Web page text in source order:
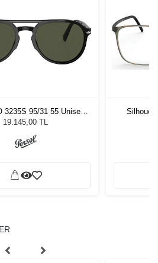
3235S 95/31 55 Unisex
Güneş Gözlüğü
19.145,00 TL